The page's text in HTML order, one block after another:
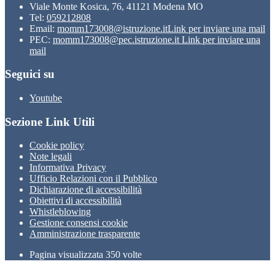
Viale Monte Kosica, 76, 41121 Modena MO
Tel: 059212808
Email: momm173008@istruzione.itLink per inviare una mail
PEC: momm173008@pec.istruzione.it Link per inviare una
mail
Seguici su
Youtube
Sezione Link Utili
Cookie policy
Note legali
Informativa Privacy
Ufficio Relazioni con il Pubblico
Dichiarazione di accessibilità
Obiettivi di accessibilità
Whistleblowing
Gestione consensi cookie
Amministrazione trasparente
Pagina visualizzata 350 volte